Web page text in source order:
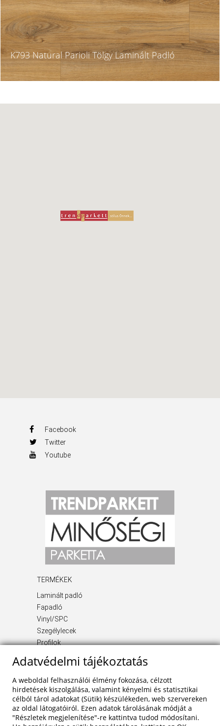
K793 Natural Parioli Tölgy Laminált Padló
Facebook
Twitter
Youtube
TERMÉKEK
Laminált padló
Fapadló
Vinyl/SPC
Szegélylecek
Profilok
Kiegészítő termékek
Rólunk
Blog
Szolgáltatások
Referenciák
Adatvédelmi tájékoztatás
A weboldal felhasználói élmény fokozása, célzott
hirdetések kiszolgálása, valamint kényelmi és statisztikai
célból tárol adatokat (Sütik) készülékeden, web szervereken
az oldal látogatóiról. Ezen adatok tárolásának módját a
"Részletek megjelenítése"-re kattintva tudod módosítani.